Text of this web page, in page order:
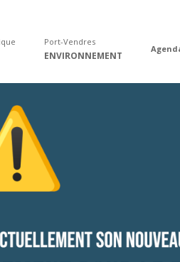
Port-Vendres
ENVIRONNEMENT